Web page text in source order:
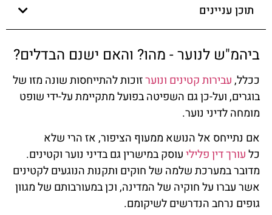
תוכן עניינים
ביהמ"ש לנוער - מהו? והאם ישנם הבדלים?
ככלל,עבירות קטינים ונוערזוכות להתייחסות שונה מזו של
בוגרים, ועל-כן גם השפיטה בפועל מתקיימת על-ידי שופט
מומחה לדיני נוער.
אם נתייחס אל הנושא ממעוף הציפור, אז הרי שלא
כלעורך דין פליליעוסק במישרין גם בדיני נוער וקטינים.
מדובר במערכת שלמה של חוקים ותקנות הנוגעים לקטינים
אשר עברו על חוקיה של המדינה, וכן במעורבותם של מגוון
גופים נרחב הנדרשים לשיקומם.